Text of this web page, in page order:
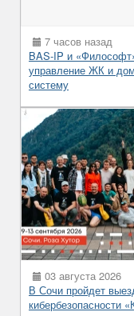
7 часов назад
BAS-IP и
управление ЖК и
систему
03 августа 2026
В Сочи пройдет